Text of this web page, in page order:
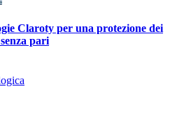
Claroty per una protezione dei
pari